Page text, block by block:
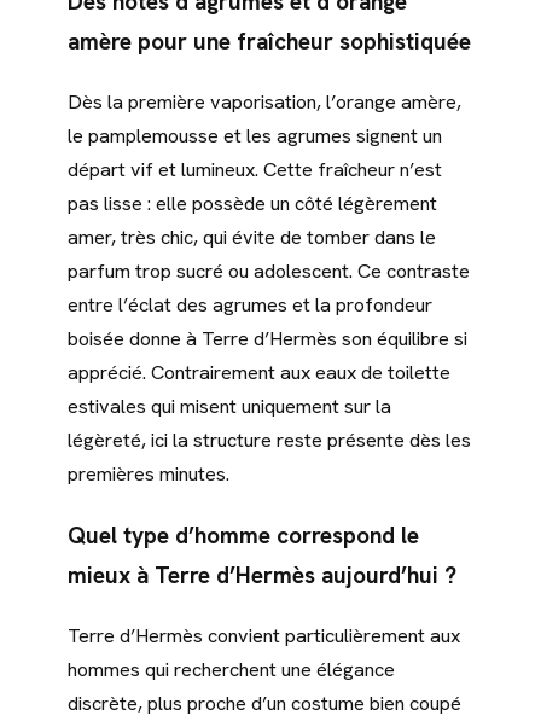
amère pour une fraîcheur sophistiquée
Dès la première vaporisation, l’orange amère,
le pamplemousse et les agrumes signent un
départ vif et lumineux. Cette fraîcheur n’est
pas lisse : elle possède un côté légèrement
amer, très chic, qui évite de tomber dans le
parfum trop sucré ou adolescent. Ce contraste
entre l’éclat des agrumes et la profondeur
boisée donne à Terre d’Hermès son équilibre si
apprécié. Contrairement aux eaux de toilette
estivales qui misent uniquement sur la
légèreté, ici la structure reste présente dès les
premières minutes.
Quel type d’homme correspond le
mieux à Terre d’Hermès aujourd’hui ?
Terre d’Hermès convient particulièrement aux
hommes qui recherchent une élégance
discrète, plus proche d’un costume bien coupé